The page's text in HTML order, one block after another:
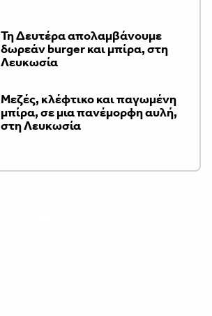
Τη Δευτέρα απολαμβάνουμε
δωρεάν burger και μπίρα, στη
Λευκωσία
Μεζές, κλέφτικο και παγωμένη
μπίρα, σε μια πανέμορφη αυλή,
στη Λευκωσία